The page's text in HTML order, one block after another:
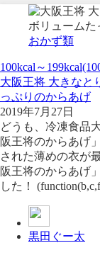
おかず類
100kcal～
大阪王将 大きなと
っぷりのからあげ
2019年7月27日
どうも、冷凍食品
阪王将のからあげ
された薄めの衣が
阪王将のからあげ
した！
黒田ぐー太